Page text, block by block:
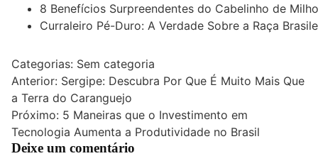
8 Benefícios Surpreendentes do Cabelinho de Milho
Curraleiro Pé-Duro: A Verdade Sobre a Raça
Categorias: Sem categoria
Navegação
de
Post
Anterior: Sergipe: Descubra Por Que É Muito Mais Que
a Terra do Caranguejo
Próximo: 5 Maneiras que o Investimento em
Tecnologia Aumenta a Produtividade no Brasil
Deixe um comentário